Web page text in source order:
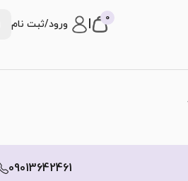
0 ورود/ثبت نام
09013642461